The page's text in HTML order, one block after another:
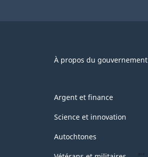
À propos du gouvernement
Argent et finance
Science et innovation
Autochtones